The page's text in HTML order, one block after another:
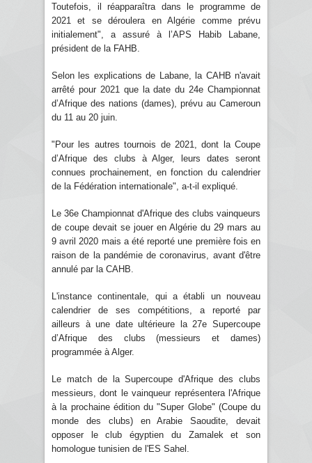
Toutefois, il réapparaîtra dans le programme de
2021 et se déroulera en Algérie comme prévu
initialement", a assuré à l’APS Habib Labane,
président de la FAHB.
Selon les explications de Labane, la CAHB n'avait
arrêté pour 2021 que la date du 24e Championnat
d’Afrique des nations (dames), prévu au Cameroun
du 11 au 20 juin.
"Pour les autres tournois de 2021, dont la Coupe
d’Afrique des clubs à Alger, leurs dates seront
connues prochainement, en fonction du calendrier
de la Fédération internationale", a-t-il expliqué.
Le 36e Championnat d'Afrique des clubs vainqueurs
de coupe devait se jouer en Algérie du 29 mars au
9 avril 2020 mais a été reporté une première fois en
raison de la pandémie de coronavirus, avant d'être
annulé par la CAHB.
L'instance continentale, qui a établi un nouveau
calendrier de ses compétitions, a reporté par
ailleurs à une date ultérieure la 27e Supercoupe
d’Afrique des clubs (messieurs et dames)
programmée à Alger.
Le match de la Supercoupe d'Afrique des clubs
messieurs, dont le vainqueur représentera l'Afrique
à la prochaine édition du "Super Globe" (Coupe du
monde des clubs) en Arabie Saoudite, devait
opposer le club égyptien du Zamalek et son
homologue tunisien de l'ES Sahel.